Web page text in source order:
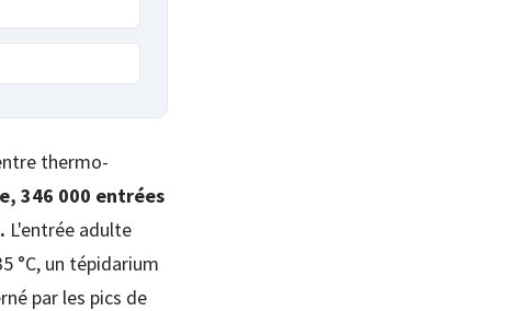
thermo-
346 000 entrées
L'entrée adulte
°C, un tépidarium
par les pics de